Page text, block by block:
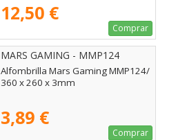
12,50 €
Comprar
MARS GAMING - MMP124
Alfombrilla Mars Gaming MMP124/
360 x 260 x 3mm
3,89 €
Comprar